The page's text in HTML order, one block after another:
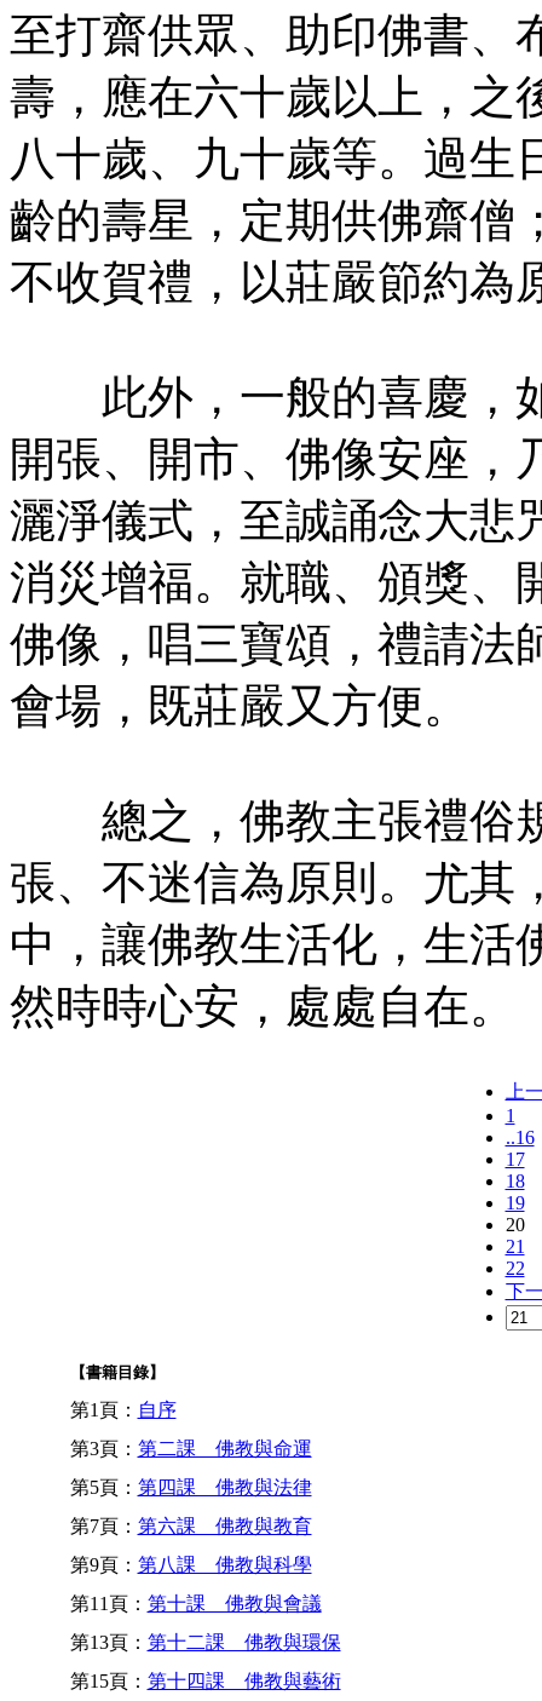
至打齋供眾、助印佛書、
壽，應在六十歲以上，之
八十歲、九十歲等。過生
齡的壽星，定期供佛齋僧
不收賀禮，以莊嚴節約為
此外，一般的喜慶，
開張、開市、佛像安座，
灑淨儀式，至誠誦念大悲
消災增福。就職、頒獎、
佛像，唱三寶頌，禮請法
會場，既莊嚴又方便。
總之，佛教主張禮俗
張、不迷信為原則。尤其
中，讓佛教生活化，生活
然時時心安，處處自在。
上
1
..16
17
18
19
20
21
22
下
【書籍目錄】
第1頁： 自序
第3頁： 第二課 佛教與命運
第5頁： 第四課 佛教與法律
第7頁： 第六課 佛教與教育
第9頁： 第八課 佛教與科學
第11頁： 第十課 佛教與會議
第13頁： 第十二課 佛教與環保
第15頁： 第十四課 佛教與藝術